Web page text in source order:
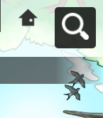
大府市民活動支
援サイト コラビ
アへ戻る